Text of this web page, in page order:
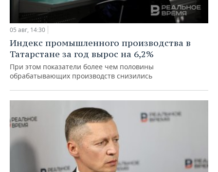
05 авг, 14:30
Индекс промышленного производства в
Татарстане за год вырос на 6,2%
При этом показатели более чем половины
обрабатывающих производств снизились